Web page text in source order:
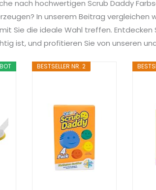
nach hochwertigen Scrub Daddy
In unserem Beitrag vergleichen
Sie die ideale Wahl treffen. Entdecken
ist, und profitieren Sie von unseren
BESTSELLER NR. 2